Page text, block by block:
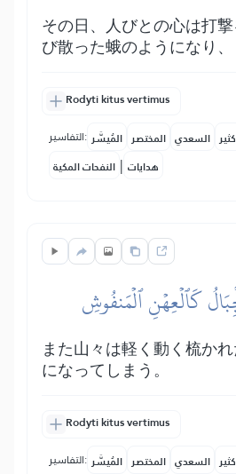
その日、人びとの心は打
び散った蛾のようになり、
Rodyti kitus vertimus
التفاسير: المُيسَّر المختصر السعدي
النفحات المكية | هدايات
كَٱلۡعِهۡنِ ٱلۡمَنفُوشِ
また山々は軽く動く梳か
になってしまう。
Rodyti kitus vertimus
التفاسير: المُيسَّر المختصر السعدي